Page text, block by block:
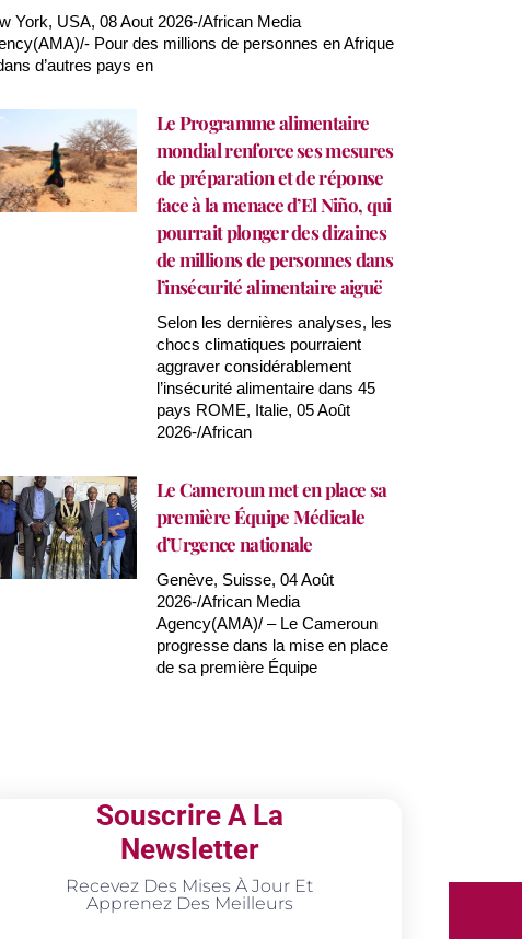
York, USA, 08 Aout 2026-/African Media
Pour des millions de personnes en Afrique
d’autres pays en
Le Programme alimentaire
mondial renforce ses mesures
de préparation et de réponse
face à la menace d’El Niño, qui
pourrait plonger des dizaines
de millions de personnes dans
l’insécurité alimentaire aiguë
Selon les dernières analyses, les
chocs climatiques pourraient
aggraver considérablement
l’insécurité alimentaire dans 45
pays ROME, Italie, 05 Août
2026-/African
Le Cameroun met en place sa
première Équipe Médicale
d’Urgence nationale
Genève, Suisse, 04 Août
2026-/African Media
Agency(AMA)/ – Le Cameroun
progresse dans la mise en place
de sa première Équipe
Souscrire A La
Newsletter
Recevez Des Mises À Jour Et
Apprenez Des Meilleurs